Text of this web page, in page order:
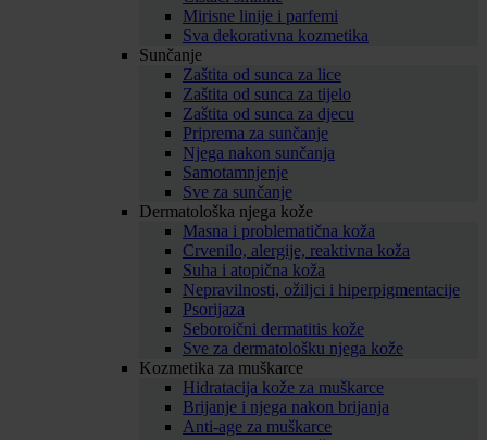
Mirisne linije i parfemi
Sva dekorativna kozmetika
Sunčanje
Zaštita od sunca za lice
Zaštita od sunca za tijelo
Zaštita od sunca za djecu
Priprema za sunčanje
Njega nakon sunčanja
Samotamnjenje
Sve za sunčanje
Dermatološka njega kože
Masna i problematična koža
Crvenilo, alergije, reaktivna koža
Suha i atopična koža
Nepravilnosti, ožiljci i hiperpigmentacije
Psorijaza
Seboroični dermatitis kože
Sve za dermatološku njega kože
Kozmetika za muškarce
Hidratacija kože za muškarce
Brijanje i njega nakon brijanja
Anti-age za muškarce